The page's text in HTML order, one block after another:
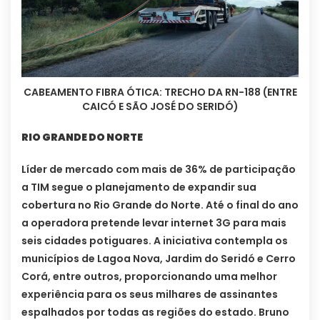
CABEAMENTO FIBRA ÓTICA: TRECHO DA RN-188 (ENTRE
CAICÓ E SÃO JOSÉ DO SERIDÓ)
RIO GRANDE DO NORTE
Líder de mercado com mais de 36% de participação
a TIM segue o planejamento de expandir sua
cobertura no Rio Grande do Norte. Até o final do ano
a operadora pretende levar internet 3G para mais
seis cidades potiguares. A iniciativa contempla os
municípios de Lagoa Nova, Jardim do Seridó e Cerro
Corá, entre outros, proporcionando uma melhor
experiência para os seus milhares de assinantes
espalhados por todas as regiões do estado. Bruno